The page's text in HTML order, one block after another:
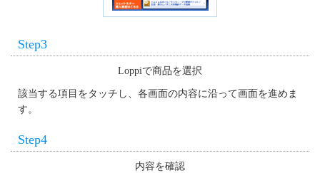
Step3
Loppiで商品を選択
該当する項目をタッチし、各画面の内容に沿って画面を進めま
す。
Step4
内容を確認